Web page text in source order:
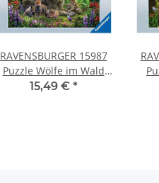
RAVENSBURGER 15987
Puzzle Wölfe im Wald
1000 Teile
15,49 € *